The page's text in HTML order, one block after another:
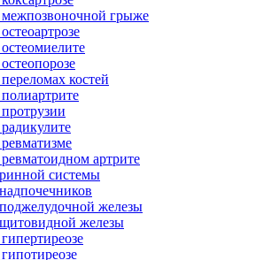
грыже
костей
артрите
системы
железы
железы